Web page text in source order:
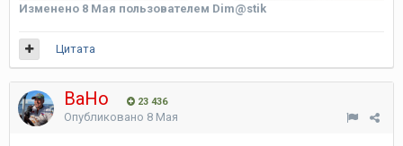
Изменено 8 Мая пользователем Dim@stik
Цитата
ВаНо 23 436
Опубликовано 8 Мая